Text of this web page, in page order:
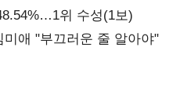
위 수성(1보)
애 "부끄러운 줄 알아야"